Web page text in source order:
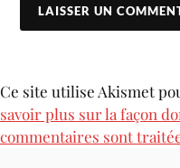
Ce site utilise Akismet
savoir plus sur la façon
commentaires sont